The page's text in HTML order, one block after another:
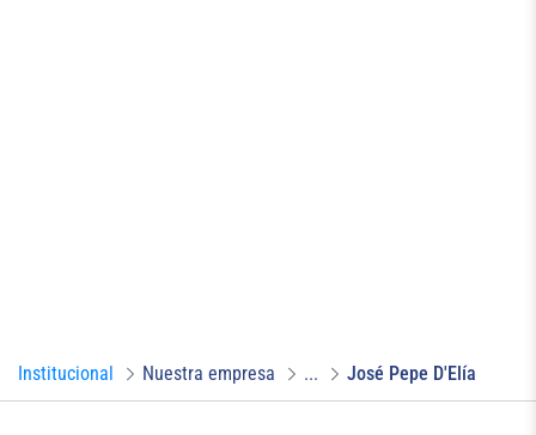
Institucional Nuestra empresa ... José Pepe D'Elía